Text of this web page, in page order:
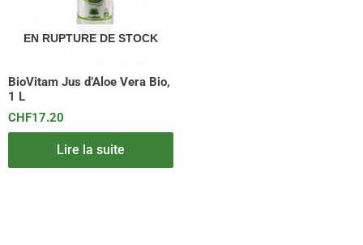
EN RUPTURE DE STOCK
BioVitam Jus d’Aloe Vera Bio,
1 L
CHF17.20
Lire la suite